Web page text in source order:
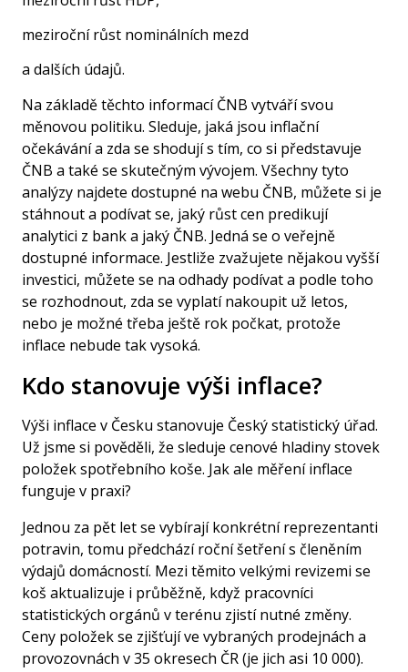
meziroční růst nominálních mezd
a dalších údajů.
Na základě těchto informací ČNB vytváří svou
měnovou politiku. Sleduje, jaká jsou inflační
očekávání a zda se shodují s tím, co si představuje
ČNB a také se skutečným vývojem. Všechny tyto
analýzy najdete dostupné na webu ČNB, můžete si je
stáhnout a podívat se, jaký růst cen predikují
analytici z bank a jaký ČNB. Jedná se o veřejně
dostupné informace. Jestliže zvažujete nějakou vyšší
investici, můžete se na odhady podívat a podle toho
se rozhodnout, zda se vyplatí nakoupit už letos,
nebo je možné třeba ještě rok počkat, protože
inflace nebude tak vysoká.
Kdo stanovuje výši inflace?
Výši inflace v Česku stanovuje Český statistický úřad.
Už jsme si pověděli, že sleduje cenové hladiny stovek
položek spotřebního koše. Jak ale měření inflace
funguje v praxi?
Jednou za pět let se vybírají konkrétní reprezentanti
potravin, tomu předchází roční šetření s členěním
výdajů domácností. Mezi těmito velkými revizemi se
koš aktualizuje i průběžně, když pracovníci
statistických orgánů v terénu zjistí nutné změny.
Ceny položek se zjišťují ve vybraných prodejnách a
provozovnách v 35 okresech ČR (je jich asi 10 000).